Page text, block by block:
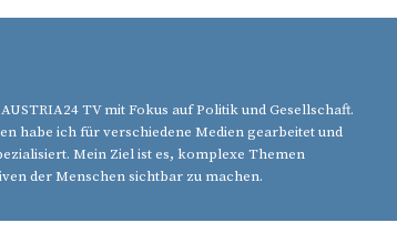
TV mit Fokus auf Politik und Gesellschaft.
habe ich für verschiedene Medien gearbeitet und
Mein Ziel ist es, komplexe Themen
der Menschen sichtbar zu machen.